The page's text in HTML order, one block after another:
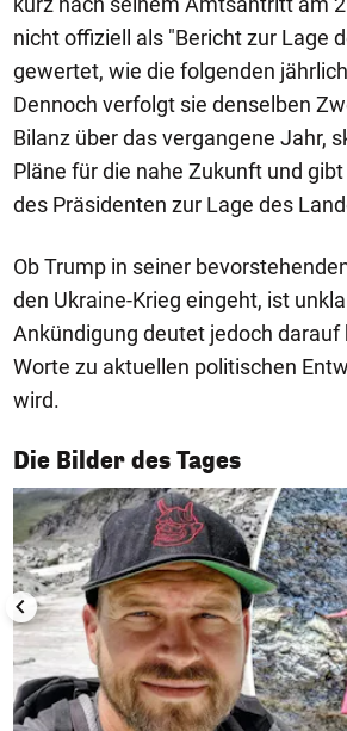
nicht offiziell als "Bericht zur Lage
gewertet, wie die folgenden
Dennoch verfolgt sie denselben
Bilanz über das vergangene Jahr,
Pläne für die nahe Zukunft und
des Präsidenten zur Lage des
Ob Trump in seiner
den Ukraine-Krieg eingeht, ist
Ankündigung deutet jedoch darauf
Worte zu aktuellen politischen
wird.
Die Bilder des Tages
1/50